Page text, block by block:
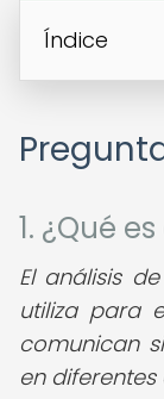
Índice
1. ¿Qué
El análisis
utiliza para
comunican
en diferentes